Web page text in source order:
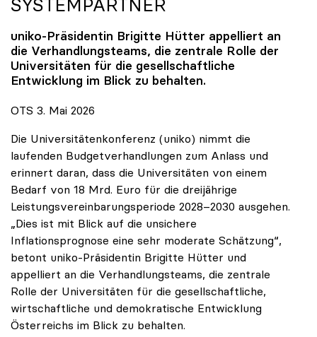
SYSTEMPARTNER
uniko-Präsidentin Brigitte Hütter appelliert an
die Verhandlungsteams, die zentrale Rolle der
Universitäten für die gesellschaftliche
Entwicklung im Blick zu behalten.
OTS 3. Mai 2026
Die Universitätenkonferenz (uniko) nimmt die
laufenden Budgetverhandlungen zum Anlass und
erinnert daran, dass die Universitäten von einem
Bedarf von 18 Mrd. Euro für die dreijährige
Leistungsvereinbarungsperiode 2028–2030 ausgehen.
„Dies ist mit Blick auf die unsichere
Inflationsprognose eine sehr moderate Schätzung“,
betont uniko-Präsidentin Brigitte Hütter und
appelliert an die Verhandlungsteams, die zentrale
Rolle der Universitäten für die gesellschaftliche,
wirtschaftliche und demokratische Entwicklung
Österreichs im Blick zu behalten.